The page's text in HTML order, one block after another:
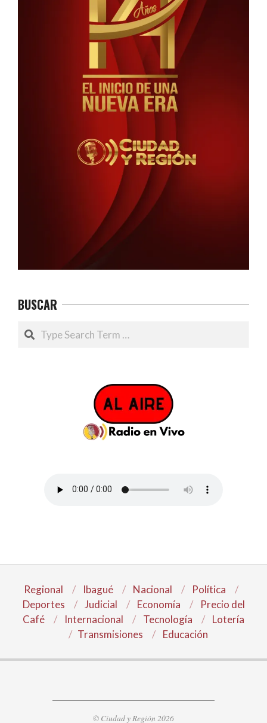
BUSCAR
Search
Regional Ibagué Nacional
Política
Deportes
Judicial Economía
Precio del
Café
Internacional Tecnología
Lotería
Transmisiones
Educación
© Ciudad y Región 2026